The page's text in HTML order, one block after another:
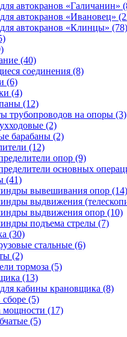
автокранов «Галичанин»
автокранов «Ивановец»
автокранов «Клинцы» (78)
(40)
соединения (8)
(6)
(4)
(12)
трубопроводов на опоры (3)
(2)
барабаны (2)
(12)
опор (9)
основных
(41)
вывешивания опор (14)
выдвижения
выдвижения опор (10)
подъема стрелы (7)
(30)
стальные (6)
(2)
тормоза (5)
(13)
кабины крановщика (8)
(5)
мощности (17)
(5)